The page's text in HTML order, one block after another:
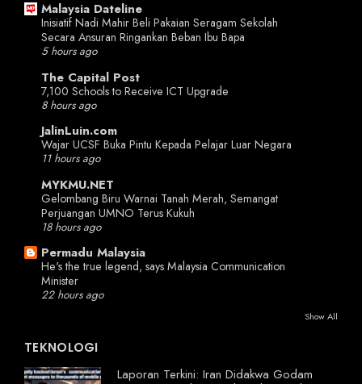
Malaysia Dateline
Inisiatif Nadi Mahir Beli Pakaian Seragam Sekolah
Secara Ansuran Ringankan Beban Ibu Bapa
5 hours ago
The Capital Post
7,100 Schools to Receive ICT Upgrade
8 hours ago
JalinLuin.com
Wajar UCSF Buka Pintu Kepada Pelajar Luar Negara
11 hours ago
MYKMU.NET
Gelombang Biru Warnai Tanah Merah, Semangat
Perjuangan UMNO Terus Kukuh
18 hours ago
Permadu Malaysia
He's the true legend, says Malaysia Communication
Minister
22 hours ago
Show All
TEKNOLOGI
Laporan Terkini: Iran Didakwa Godam